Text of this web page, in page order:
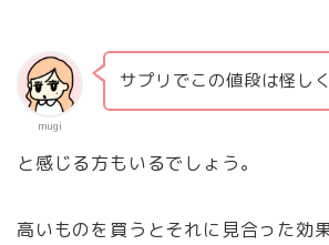
mugi
サプリでこの値段は怪し
と感じる方もいるでしょう。
高いものを買うとそれに見合った効